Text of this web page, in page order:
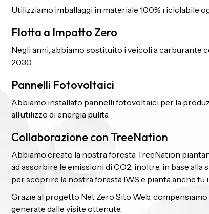
Utilizziamo imballaggi in materiale 100% riciclabile
Flotta a Impatto Zero
Negli anni, abbiamo sostituito i veicoli a carburante
2030.
Pannelli Fotovoltaici
Abbiamo installato pannelli fotovoltaici per la
all’utilizzo di energia pulita.
Collaborazione con TreeNation
Abbiamo creato la nostra foresta TreeNation
ad assorbire le emissioni di CO2; inoltre, in base alla
per scoprire la nostra foresta IWS e pianta anche tu
Grazie al progetto Net Zero Sito Web,
generate dalle visite ottenute.